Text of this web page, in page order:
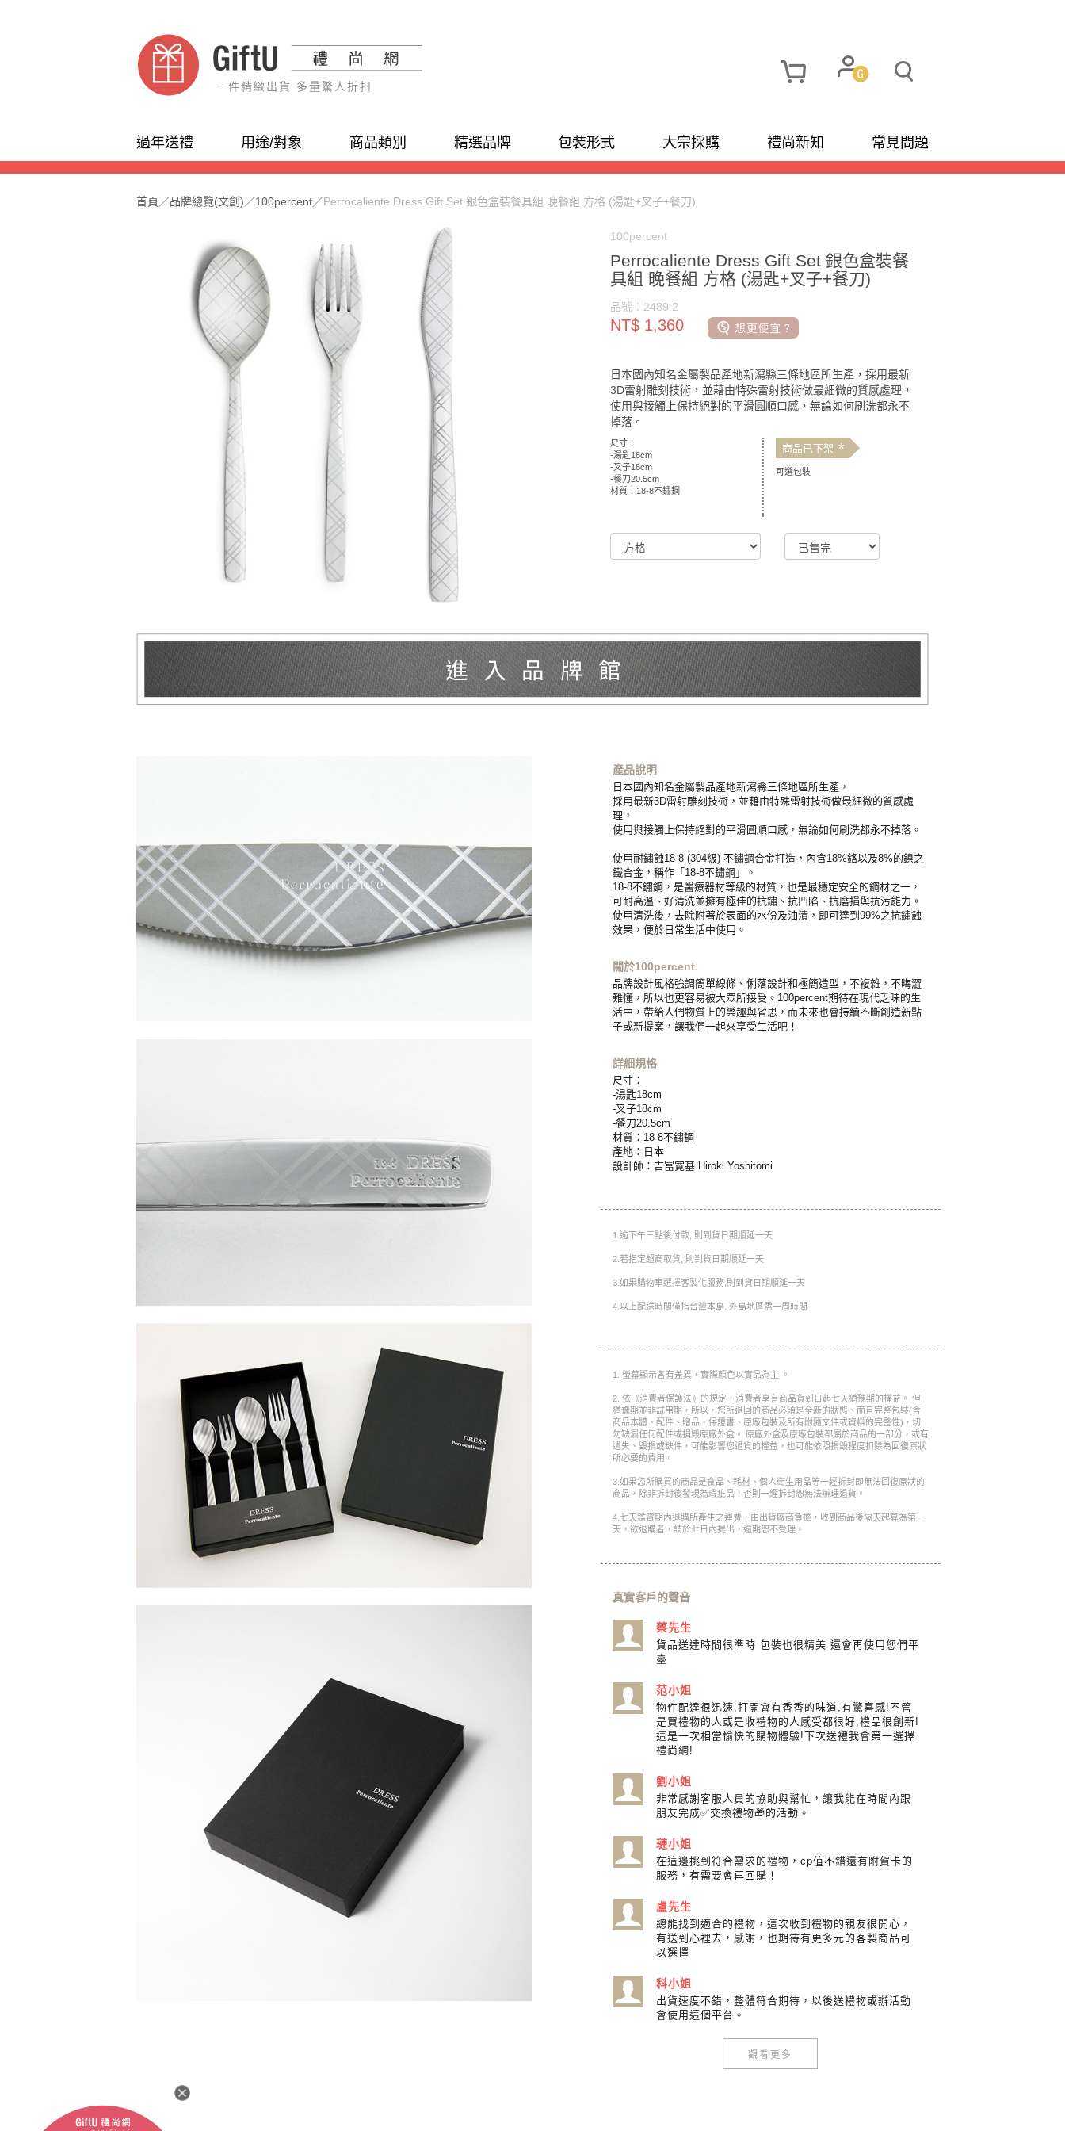
一件精緻出貨 多量驚人折扣
過年送禮 用途/對象 商品類別 精選品牌 包裝形式 大宗採購 禮尚新知 常見問題
首頁 ／品牌總覽(文創) ／100percent／Perrocaliente Dress Gift Set 銀色盒裝餐具組 晚餐組 方格 (湯匙+叉子+餐刀)
100percent
Perrocaliente Dress Gift Set 銀色盒裝餐
具組 晚餐組 方格 (湯匙+叉子+餐刀)
品號：2489.2
NT$ 1,360
日本國內知名金屬製品產地新瀉縣三條地區所生產，採用最新
3D雷射雕刻技術，並藉由特殊雷射技術做最細微的質感處理，
使用與接觸上保持絕對的平滑圓順口感，無論如何刷洗都永不
掉落。
尺寸：
-湯匙18cm
-叉子18cm
-餐刀20.5cm
材質：18-8不鏽鋼
商品已下架 *
可選包裝
產品說明
日本國內知名金屬製品產地新瀉縣三條地區所生產，
採用最新3D雷射雕刻技術，並藉由特殊雷射技術做最細微的質感處
理，
使用與接觸上保持絕對的平滑圓順口感，無論如何刷洗都永不掉落。
使用耐鏽蝕18-8 (304級) 不鏽鋼合金打造，內含18%鉻以及8%的鎳之
鐵合金，稱作「18-8不鏽鋼」。
18-8不鏽鋼，是醫療器材等級的材質，也是最穩定安全的鋼材之一，
可耐高溫、好清洗並擁有極佳的抗鏽、抗凹陷、抗磨損與抗污能力。
使用清洗後，去除附著於表面的水份及油漬，即可達到99%之抗鏽蝕
效果，便於日常生活中使用。
關於100percent
品牌設計風格強調簡單線條、俐落設計和極簡造型，不複雜，不晦澀
難懂，所以也更容易被大眾所接受。100percent期待在現代乏味的生
活中，帶給人們物質上的樂趣與省思，而未來也會持續不斷創造新點
子或新提案，讓我們一起來享受生活吧！
詳細規格
尺寸：
-湯匙18cm
-叉子18cm
-餐刀20.5cm
材質：18-8不鏽鋼
產地：日本
設計師：吉冨寛基 Hiroki Yoshitomi
1.逾下午三點後付款, 則到貨日期順延一天
2.若指定超商取貨, 則到貨日期順延一天
3.如果購物車選擇客製化服務,則到貨日期順延一天
4.以上配送時間僅指台灣本島. 外島地區需一周時間
1. 螢幕顯示各有差異，實際顏色以實品為主 。
2. 依《消費者保護法》的規定，消費者享有商品貨到日起七天猶豫期的權益。 但
猶豫期並非試用期，所以，您所退回的商品必須是全新的狀態、而且完整包裝(含
商品本體、配件、贈品、保證書、原廠包裝及所有附隨文件或資料的完整性)，切
勿缺漏任何配件或損毀原廠外盒。 原廠外盒及原廠包裝都屬於商品的一部分，或有
遺失、毀損或缺件，可能影響您退貨的權益，也可能依照損毀程度扣除為回復原狀
所必要的費用。
3.如果您所購買的商品是食品、耗材、個人衛生用品等一經拆封即無法回復原狀的
商品，除非拆封後發現為瑕疵品，否則一經拆封恕無法辦理退貨。
4.七天鑑賞期內退購所產生之運費，由出貨廠商負擔，收到商品後隔天起算為第一
天，欲退購者，請於七日內提出，逾期恕不受理。
真實客戶的聲音
蔡先生
貨品送達時間很準時 包裝也很精美 還會再使用您們平
臺
范小姐
物件配達很迅速,打開會有香香的味道,有驚喜感!不管
是買禮物的人或是收禮物的人感受都很好,禮品很創新!
這是一次相當愉快的購物體驗!下次送禮我會第一選擇
禮尚網!
劉小姐
非常感謝客服人員的協助與幫忙，讓我能在時間內跟
朋友完成✅交換禮物🎁的活動。
璉小姐
在這邊挑到符合需求的禮物，cp值不錯還有附賀卡的
服務，有需要會再回購！
盧先生
總能找到適合的禮物，這次收到禮物的親友很開心，
有送到心裡去，感謝，也期待有更多元的客製商品可
以選擇
科小姐
出貨速度不錯，整體符合期待，以後送禮物或辦活動
會使用這個平台。
觀看更多